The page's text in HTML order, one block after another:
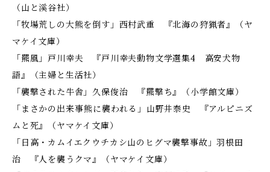
（山と溪谷社）
「牧場荒しの大熊を倒す」西村武重 『北海の狩猟者』（ヤ
マケイ文庫）
「羆風」戸川幸夫 『戸川幸夫動物文学選集4 高安犬物
語』（主婦と生活社）
「襲撃された牛舎」久保俊治 『羆撃ち』（小学館文庫）
「まさかの出来事――熊に襲われる」山野井泰史 『アルピニズ
ムと死』（ヤマケイ文庫）
「日高・カムイエクウチカシ山のヒグマ襲撃事故」羽根田
治 『人を襲うクマ』（ヤマケイ文庫）